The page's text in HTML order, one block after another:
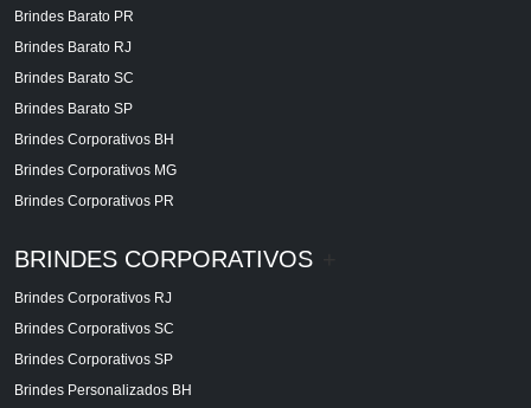
Brindes Barato PR
Brindes Barato RJ
Brindes Barato SC
Brindes Barato SP
Brindes Corporativos BH
Brindes Corporativos MG
Brindes Corporativos PR
BRINDES CORPORATIVOS
Brindes Corporativos RJ
Brindes Corporativos SC
Brindes Corporativos SP
Brindes Personalizados BH